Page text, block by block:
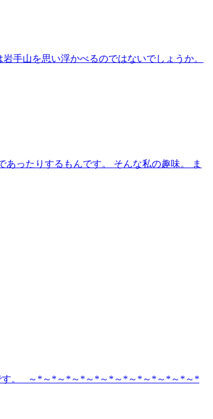
手山を思い浮かべるのではないでしょうか。
ったりするもんです。 そんな私の趣味。 ま
す。 ～*～*～*～*～*～*～*～*～*～*～*～*